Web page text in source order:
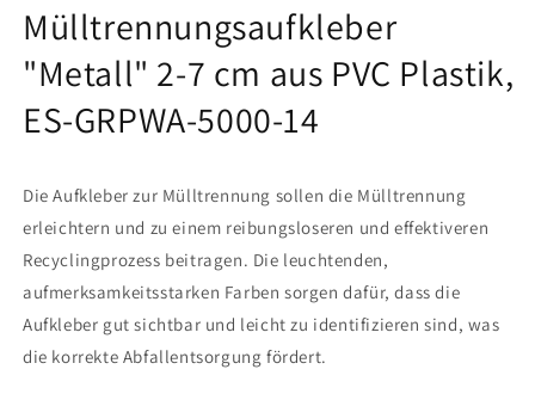
PVC
Plastik,
ES-
GRPWA-
5000-
14
Plastik,
ES-
GRPWA-
5000-
14
Mülltrennungsaufkleber
"Metall" 2-7 cm aus PVC Plastik,
ES-GRPWA-5000-14
Die Aufkleber zur Mülltrennung sollen die Mülltrennung
erleichtern und zu einem reibungsloseren und effektiveren
Recyclingprozess beitragen. Die leuchtenden,
aufmerksamkeitsstarken Farben sorgen dafür, dass die
Aufkleber gut sichtbar und leicht zu identifizieren sind, was
die korrekte Abfallentsorgung fördert.